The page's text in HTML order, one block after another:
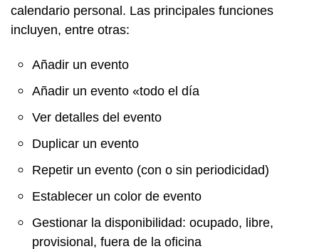
calendario personal. Las principales funciones
incluyen, entre otras:
Añadir un evento
Añadir un evento «todo el día
Ver detalles del evento
Duplicar un evento
Repetir un evento (con o sin periodicidad)
Establecer un color de evento
Gestionar la disponibilidad: ocupado, libre,
provisional, fuera de la oficina